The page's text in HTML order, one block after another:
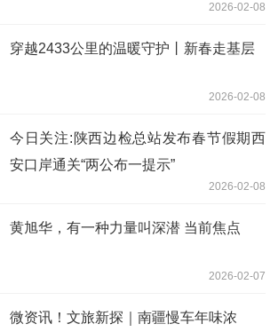
2026-02-08
穿越2433公里的温暖守护丨新春走基层
2026-02-08
今日关注:陕西边检总站发布春节假期西
安口岸通关“两公布一提示”
2026-02-08
黄旭华，有一种力量叫深潜 当前焦点
2026-02-07
微资讯！文旅新探｜南疆慢车年味浓